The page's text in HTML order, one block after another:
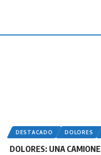
DESTACADO DOLORES
DOLORES: UNA